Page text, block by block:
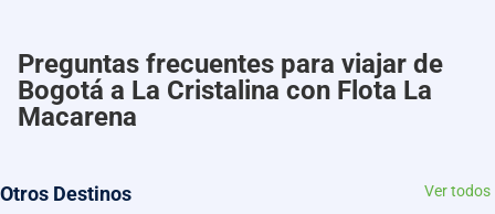
Preguntas frecuentes para viajar de
Bogotá a La Cristalina con Flota La
Macarena
Otros Destinos Ver todos